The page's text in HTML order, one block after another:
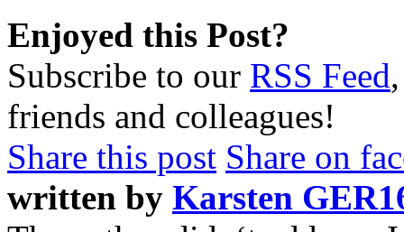
Enjoyed this Post?
Subscribe to our RSS Feed
friends and colleagues!
Share this post Share on
written by Karsten